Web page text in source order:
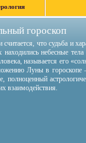
гороскоп
считается, что судьба и
находились небесные
называется его
Луны в
полноценный
взаимодействия.